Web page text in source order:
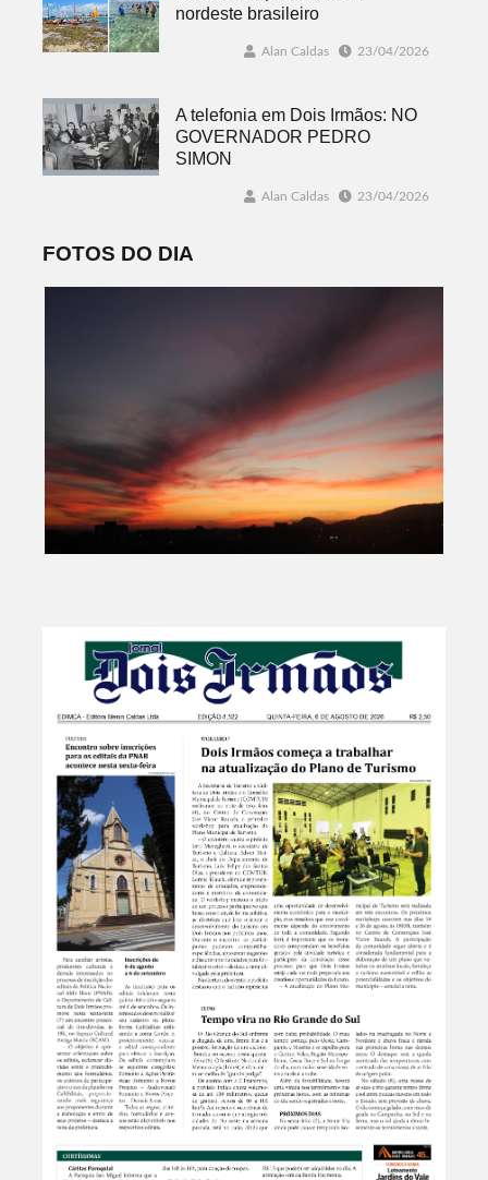
nordeste brasileiro
Alan Caldas 23/04/2026
A telefonia em Dois Irmãos: NO
GOVERNADOR PEDRO
SIMON
Alan Caldas 23/04/2026
FOTOS DO DIA